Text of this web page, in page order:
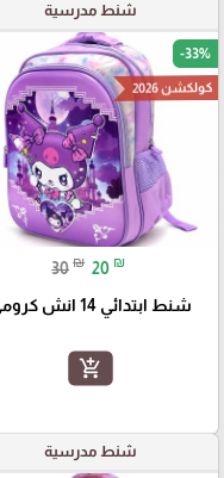
شنط مدرسية
-33%
كولكشن 2026
30 ₪ 20 ₪
شنط ابتدائي 14 انش كرومي
add_shopping_cart
شنط مدرسية